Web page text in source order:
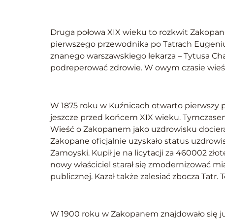
Druga połowa XIX wieku to rozkwit
pierwszego przewodnika po Tatrach
znanego warszawskiego lekarza – Tytusa
podreperować zdrowie. W owym czasie
W 1875 roku w Kuźnicach otwarto pierwszy
jeszcze przed końcem XIX wieku.
Wieść o Zakopanem jako uzdrowisku
Zakopane oficjalnie uzyskało status
Zamoyski. Kupił je na licytacji za 460002
nowy właściciel starał się zmodernizować
publicznej. Kazał także zalesiać zbocza
W 1900 roku w Zakopanem znajdowało się